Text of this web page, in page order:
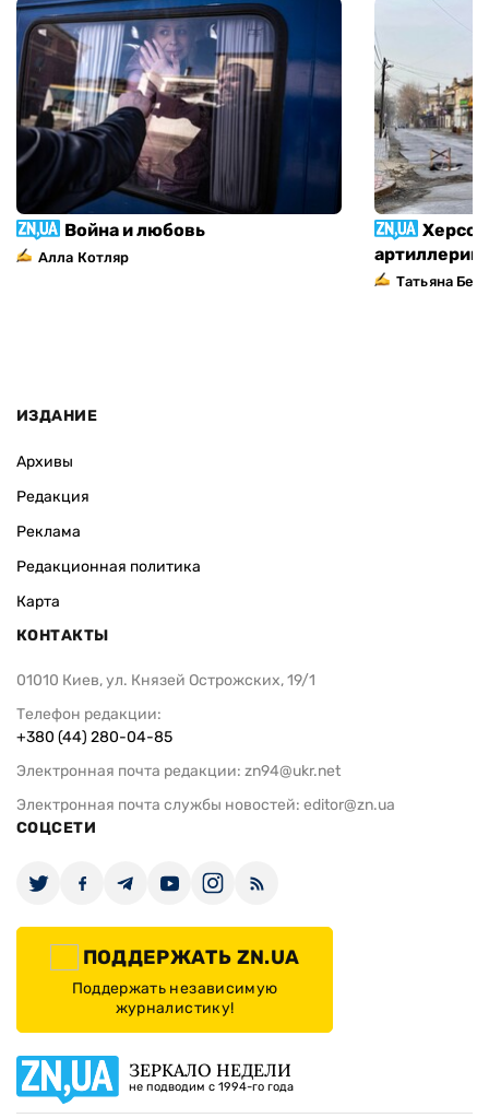
Война и любовь
Алла Котляр
Татьяна
ИЗДАНИЕ
Архивы
Редакция
Реклама
Редакционная политика
Карта
КОНТАКТЫ
01010 Киев, ул. Князей Острожских, 19/1
Телефон редакции:
+380 (44) 280-04-85
Электронная почта редакции: zn94@ukr.net
Электронная почта службы новостей: editor@zn.ua
СОЦСЕТИ
ПОДДЕРЖАТЬ ZN.UA
Поддержать независимую
журналистику!
ЗЕРКАЛО НЕДЕЛИ
не подводим с 1994-го года